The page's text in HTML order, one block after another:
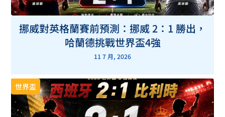
挪威對英格蘭賽前預測：挪威 2：1 勝出，
哈蘭德挑戰世界盃4強
11 7 月, 2026
世界盃